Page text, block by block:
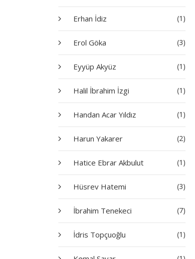
Erhan İdiz (1)
Erol Göka (3)
Eyyüp Akyüz (1)
Halil İbrahim İzgi (1)
Handan Acar Yıldız (1)
Harun Yakarer (2)
Hatice Ebrar Akbulut (1)
Hüsrev Hatemi (3)
İbrahim Tenekeci (7)
İdris Topçuoğlu (1)